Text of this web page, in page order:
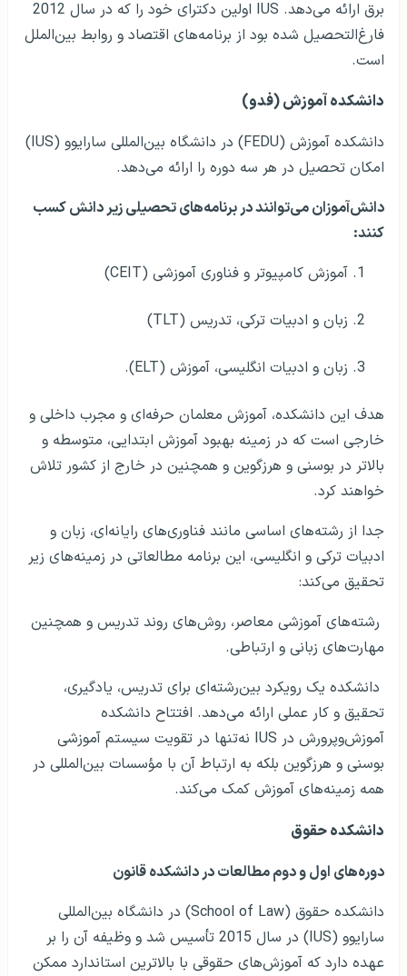
برق ارائه می‌دهد. IUS اولین دکترای خود را که در سال 2012
فارغ‌التحصیل شده بود از برنامه‌های اقتصاد و روابط بین‌الملل
است.
دانشکده آموزش (فدو)
دانشکده آموزش (FEDU) در دانشگاه بین‌المللی سارایوو (IUS)
امکان تحصیل در هر سه دوره را ارائه می‌دهد.
دانش‌آموزان می‌توانند در برنامه‌های تحصیلی زیر دانش کسب
کنند:
آموزش کامپیوتر و فناوری آموزشی (CEIT)
زبان و ادبیات ترکی، تدریس (TLT)
زبان و ادبیات انگلیسی، آموزش (ELT).
هدف این دانشکده، آموزش معلمان حرفه‌ای و مجرب داخلی و
خارجی است که در زمینه بهبود آموزش ابتدایی، متوسطه و
بالاتر در بوسنی و هرزگوین و همچنین در خارج از کشور تلاش
خواهند کرد.
جدا از رشته‌های اساسی مانند فناوری‌های رایانه‌ای، زبان و
ادبیات ترکی و انگلیسی، این برنامه مطالعاتی در زمینه‌های زیر
تحقیق می‌کند:
رشته‌های آموزشی معاصر، روش‌های روند تدریس و همچنین
مهارت‌های زبانی و ارتباطی.
دانشکده یک رویکرد بین‌رشته‌ای برای تدریس، یادگیری،
تحقیق و کار عملی ارائه می‌دهد. افتتاح دانشکده
آموزش‌وپرورش در IUS نه‌تنها در تقویت سیستم آموزشی
بوسنی و هرزگوین بلکه به ارتباط آن با مؤسسات بین‌المللی در
همه زمینه‌های آموزش کمک می‌کند.
دانشکده حقوق
دوره‌های اول و دوم مطالعات در دانشکده قانون
دانشکده حقوق (School of Law) در دانشگاه بین‌المللی
سارایوو (IUS) در سال 2015 تأسیس شد و وظیفه آن را بر
عهده دارد که آموزش‌های حقوقی با بالاترین استاندارد ممکن